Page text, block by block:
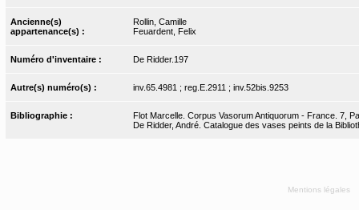
Ancienne(s)
appartenance(s) :
Rollin, Camille
Feuardent, Felix
Numéro d'inventaire : De Ridder.197
Autre(s) numéro(s) : inv.65.4981 ; reg.E.2911 ; inv.52bis.9253
Bibliographie :
Flot Marcelle. Corpus Vasorum Antiquorum - France. 7,
De Ridder, André. Catalogue des vases peints de la
Mentions légales